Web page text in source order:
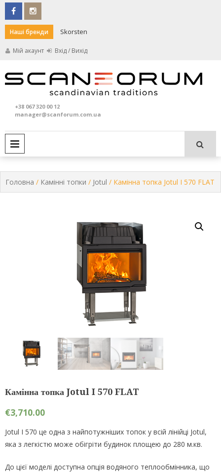
Skip
to
content
Наші бренди Skorsten
Мій акаунт Вхід / Вихід
+38 067 320 00 12
manager@scanforum.com.ua
Головна / Камінні топки / Jotul / Камінна топка Jotul I 570 FLAT
Камінна топка Jotul I 570 FLAT
€3,710.00
Jotul I 570 це одна з найпотужніших топок у всій лінійці Jotul,
яка з легкістю може обігріти будинок площею до 280 м.кв.
До цієї моделі доступна опція водяного теплообмінника, що